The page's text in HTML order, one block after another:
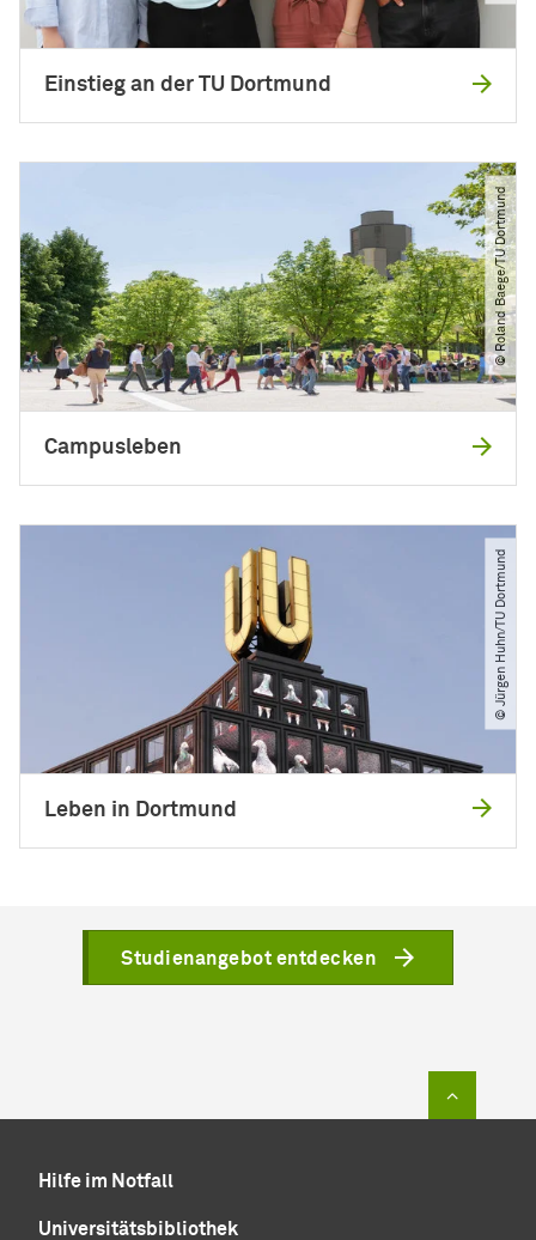
Einstieg an der TU Dortmund
© Roland Baege​/​TU Dortmund
Campusleben
© Jürgen Huhn​/​TU Dortmund
Leben in Dortmund
Studienangebot entdecken
Hilfe im Notfall
Universitätsbibliothek